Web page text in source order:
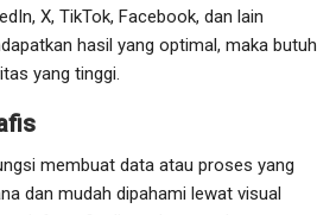
X, TikTok, Facebook, dan lain
hasil yang optimal, maka butuh
yang tinggi.
membuat data atau proses yang
dan mudah dipahami lewat visual